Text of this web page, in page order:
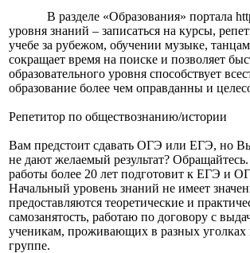
В разделе «Образования» портала
уровня знаний – записаться на курсы,
учебе за рубежом, обучении музыке,
сокращает время на поиске и позволяет
образовательного уровня способствует
образование более чем оправданны и
Репетитор по обществознанию/истории
Вам предстоит сдавать ОГЭ или ЕГЭ, но
не дают желаемый результат?
работы более 20 лет подготовит к ЕГЭ и
Начальный уровень знаний не имеет
предоставляются теоретические и
самозанятость, работаю по договору с
ученикам, проживающих в разных
группе.